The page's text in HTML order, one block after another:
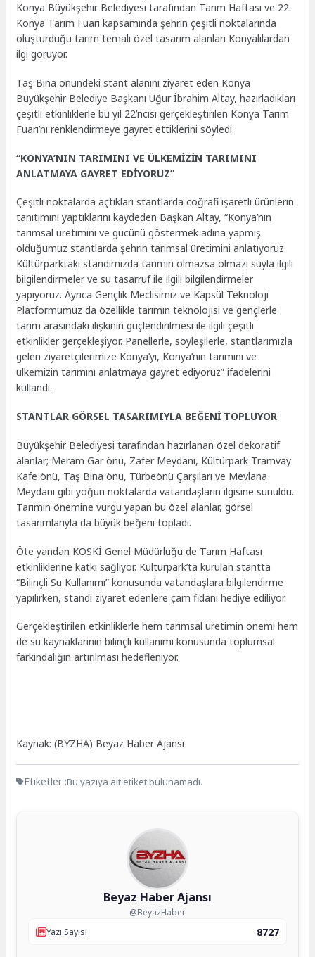
Konya Büyükşehir Belediyesi tarafından Tarım Haftası ve 22.
Konya Tarım Fuarı kapsamında şehrin çeşitli noktalarında
oluşturduğu tarım temalı özel tasarım alanları Konyalılardan
ilgi görüyor.
Taş Bina önündeki stant alanını ziyaret eden Konya
Büyükşehir Belediye Başkanı Uğur İbrahim Altay, hazırladıkları
çeşitli etkinliklerle bu yıl 22’ncisi gerçekleştirilen Konya Tarım
Fuarı’nı renklendirmeye gayret ettiklerini söyledi.
“KONYA’NIN TARIMINI VE ÜLKEMİZİN TARIMINI
ANLATMAYA GAYRET EDİYORUZ”
Çeşitli noktalarda açtıkları stantlarda coğrafi işaretli ürünlerin
tanıtımını yaptıklarını kaydeden Başkan Altay, “Konya’nın
tarımsal üretimini ve gücünü göstermek adına yapmış
olduğumuz stantlarda şehrin tarımsal üretimini anlatıyoruz.
Kültürparktaki standımızda tarımın olmazsa olmazı suyla ilgili
bilgilendirmeler ve su tasarruf ile ilgili bilgilendirmeler
yapıyoruz. Ayrıca Gençlik Meclisimiz ve Kapsül Teknoloji
Platformumuz da özellikle tarımın teknolojisi ve gençlerle
tarım arasındaki ilişkinin güçlendirilmesi ile ilgili çeşitli
etkinlikler gerçekleşiyor. Panellerle, söyleşilerle, stantlarımızla
gelen ziyaretçilerimize Konya’yı, Konya’nın tarımını ve
ülkemizin tarımını anlatmaya gayret ediyoruz” ifadelerini
kullandı.
STANTLAR GÖRSEL TASARIMIYLA BEĞENİ TOPLUYOR
Büyükşehir Belediyesi tarafından hazırlanan özel dekoratif
alanlar; Meram Gar önü, Zafer Meydanı, Kültürpark Tramvay
Kafe önü, Taş Bina önü, Türbeönü Çarşıları ve Mevlana
Meydanı gibi yoğun noktalarda vatandaşların ilgisine sunuldu.
Tarımın önemine vurgu yapan bu özel alanlar, görsel
tasarımlarıyla da büyük beğeni topladı.
Öte yandan KOSKİ Genel Müdürlüğü de Tarım Haftası
etkinliklerine katkı sağlıyor. Kültürpark’ta kurulan stantta
“Bilinçli Su Kullanımı” konusunda vatandaşlara bilgilendirme
yapılırken, standı ziyaret edenlere çam fidanı hediye ediliyor.
Gerçekleştirilen etkinliklerle hem tarımsal üretimin önemi hem
de su kaynaklarının bilinçli kullanımı konusunda toplumsal
farkındalığın artırılması hedefleniyor.
Kaynak: (BYZHA) Beyaz Haber Ajansı
Etiketler :Bu yazıya ait etiket bulunamadı.
Beyaz Haber Ajansı
@BeyazHaber
Yazı Sayısı
8727